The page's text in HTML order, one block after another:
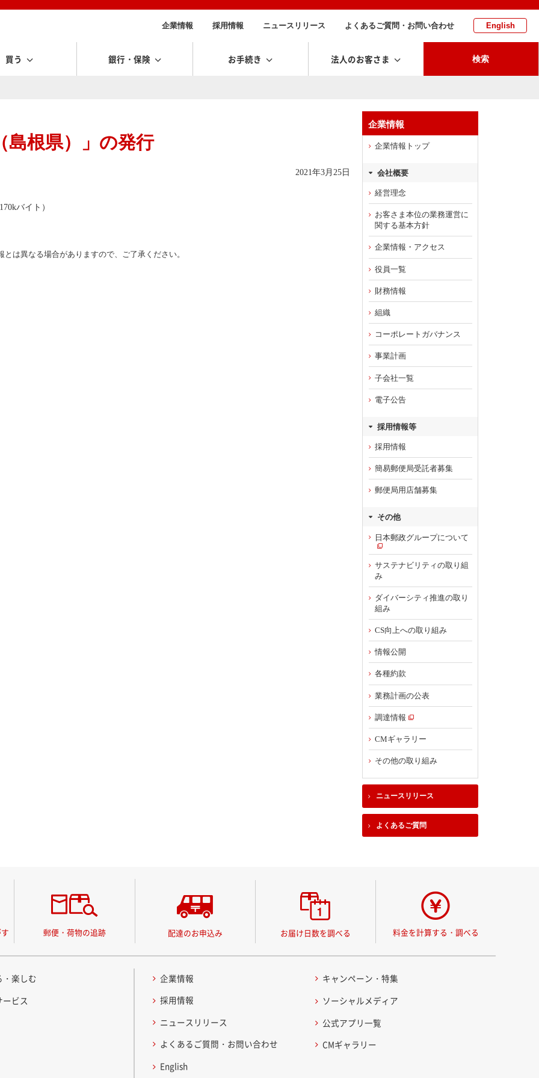
企業情報 採用情報 ニュースリリース よくあるご質問・お問い合わせ English
買う 銀行・保険 お手続き 法人のお客さま 検索
島根県）」の発行
2021年3月25日
バイト）
は異なる場合がありますので、ご了承ください。
企業情報
企業情報トップ
会社概要
経営理念
お客さま本位の業務運営に
関する基本方針
企業情報・アクセス
役員一覧
財務情報
組織
コーポレートガバナンス
事業計画
子会社一覧
電子公告
採用情報等
採用情報
簡易郵便局受託者募集
郵便局用店舗募集
その他
日本郵政グループについて
サステナビリティの取り組
み
ダイバーシティ推進の取り
組み
CS向上への取り組み
情報公開
各種約款
業務計画の公表
調達情報
CMギャラリー
その他の取り組み
ニュースリリース
よくあるご質問
郵便・荷物の追跡 配達のお申込み お届け日数を調べる 料金を計算する・調べる
・楽しむ
ービス
企業情報
採用情報
ニュースリリース
よくあるご質問・お問い合わせ
English
キャンペーン・特集
ソーシャルメディア
公式アプリ一覧
CMギャラリー